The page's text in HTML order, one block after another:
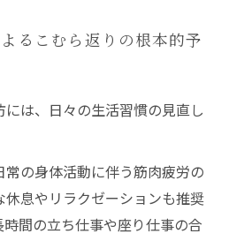
るこむら返りの根本的予
は、日々の生活習慣の見直し
の身体活動に伴う筋肉疲労の
息やリラクゼーションも推奨
間の立ち仕事や座り仕事の合